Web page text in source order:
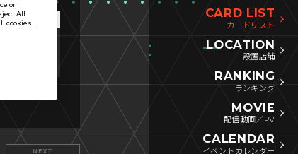
CARD LIST
カードリスト
LOCATION
設置店舗
RANKING
ランキング
MOVIE
配信動画／PV
CALENDAR
イベントカレンダー
NEXT
or
All
cookies.